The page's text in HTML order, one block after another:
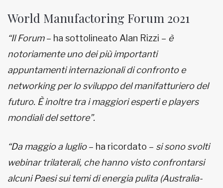
World Manufactoring Forum 2021
“Il Forum– ha sottolineato Alan Rizzi – è
notoriamente uno dei più importanti
appuntamenti internazionali di confronto e
networking per lo sviluppo del manifatturiero del
futuro. È inoltre tra i maggiori esperti e players
mondiali del settore”.
“Da maggio a luglio– ha ricordato – si sono svolti
webinar trilaterali, che hanno visto confrontarsi
alcuni Paesi sui temi di energia pulita (Australia-